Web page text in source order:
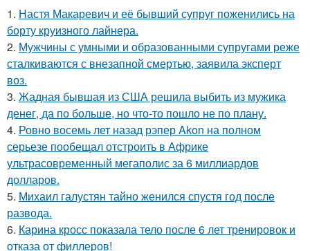
1. Настя Макаревич и её бывший супруг поженились на
борту круизного лайнера.
2. Мужчины с умными и образованными супругами реже
сталкиваются с внезапной смертью, заявила эксперт
воз.
3. Жадная бывшая из США решила выбить из мужика
денег, да по больше, но что-то пошло не по плану.
4. Ровно восемь лет назад рэпер Akon на полном
серьезе пообещал отстроить в Африке
ультрасовременный мегаполис за 6 миллиардов
долларов.
5. Михаил галустян тайно женился спустя год после
развода.
6. Карина кросс показала тело после 6 лет тренировок и
отказа от филлеров!